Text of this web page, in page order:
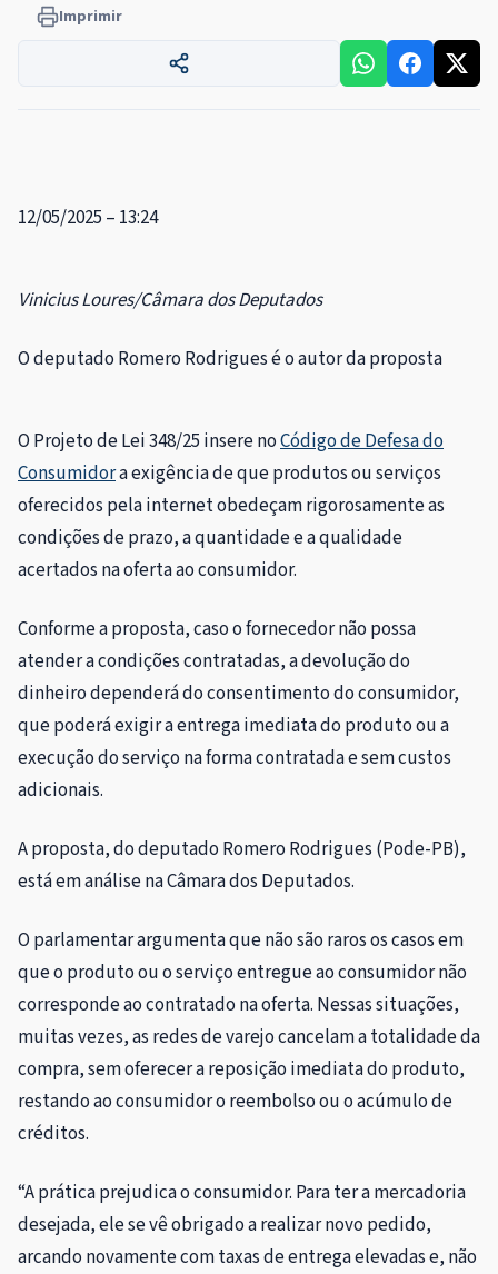
Imprimir
12/05/2025 – 13:24
Vinicius Loures/Câmara dos Deputados
O deputado Romero Rodrigues é o autor da proposta
O Projeto de Lei 348/25 insere noCódigo de Defesa do
Consumidora exigência de que produtos ou serviços
oferecidos pela internet obedeçam rigorosamente as
condições de prazo, a quantidade e a qualidade
acertados na oferta ao consumidor.
Conforme a proposta, caso o fornecedor não possa
atender a condições contratadas, a devolução do
dinheiro dependerá do consentimento do consumidor,
que poderá exigir a entrega imediata do produto ou a
execução do serviço na forma contratada e sem custos
adicionais.
A proposta, do deputado Romero Rodrigues (Pode-PB),
está em análise na Câmara dos Deputados.
O parlamentar argumenta que não são raros os casos em
que o produto ou o serviço entregue ao consumidor não
corresponde ao contratado na oferta. Nessas situações,
muitas vezes, as redes de varejo cancelam a totalidade da
compra, sem oferecer a reposição imediata do produto,
restando ao consumidor o reembolso ou o acúmulo de
créditos.
“A prática prejudica o consumidor. Para ter a mercadoria
desejada, ele se vê obrigado a realizar novo pedido,
arcando novamente com taxas de entrega elevadas e, não